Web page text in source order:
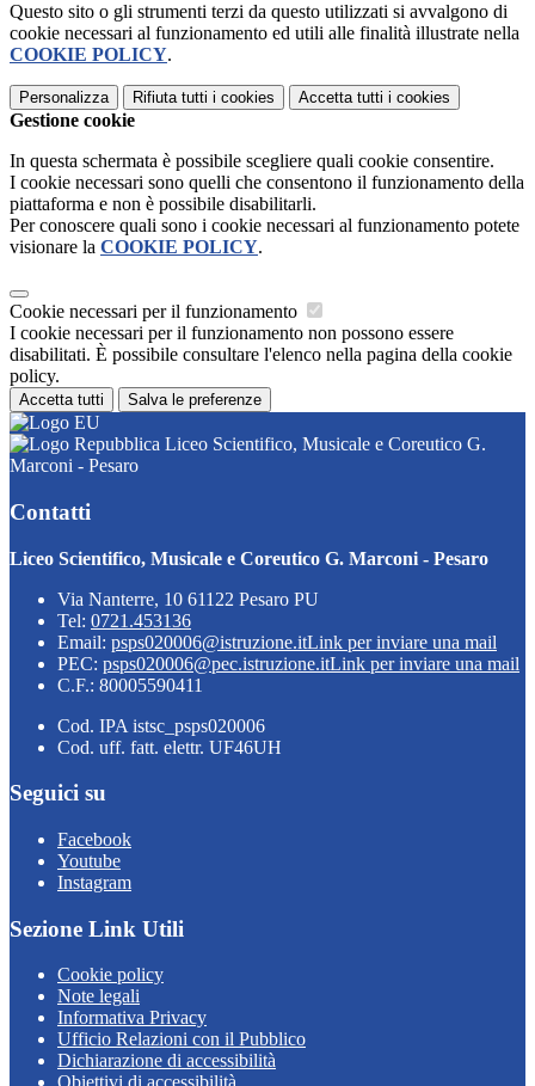
Questo sito o gli strumenti terzi da questo utilizzati si avvalgono di
cookie necessari al funzionamento ed utili alle finalità illustrate nella
COOKIE POLICY.
Personalizza Rifiuta tutti i cookies Accetta tutti i cookies
Gestione cookie
In questa schermata è possibile scegliere quali cookie consentire.
I cookie necessari sono quelli che consentono il funzionamento della
piattaforma e non è possibile disabilitarli.
Per conoscere quali sono i cookie necessari al funzionamento potete
visionare la COOKIE POLICY.
Cookie necessari per il funzionamento
I cookie necessari per il funzionamento non possono essere
disabilitati. È possibile consultare l'elenco nella pagina della cookie
policy.
Accetta tutti Salva le preferenze
Liceo Scientifico, Musicale e Coreutico G.
Marconi - Pesaro
Contatti
Liceo Scientifico, Musicale e Coreutico G. Marconi - Pesaro
Via Nanterre, 10 61122 Pesaro PU
Tel: 0721.453136
Email: psps020006@istruzione.itLink per inviare una mail
PEC: psps020006@pec.istruzione.itLink per inviare una mail
C.F.: 80005590411
Cod. IPA istsc_psps020006
Cod. uff. fatt. elettr. UF46UH
Seguici su
Facebook
Youtube
Instagram
Sezione Link Utili
Cookie policy
Note legali
Informativa Privacy
Ufficio Relazioni con il Pubblico
Dichiarazione di accessibilità